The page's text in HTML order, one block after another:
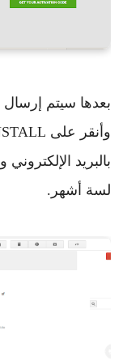
بعدها سيتم إرسال
بالبريد
لسة أشهر.